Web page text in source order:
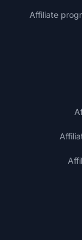
Affiliate